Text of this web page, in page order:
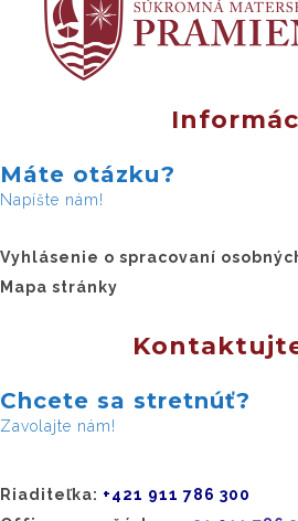
Máte otázku?
Napíšte nám!
Vyhlásenie o spracovaní
Mapa stránky
Chcete sa stretnúť?
Zavolajte nám!
Riaditeľka: +421 911 786 300